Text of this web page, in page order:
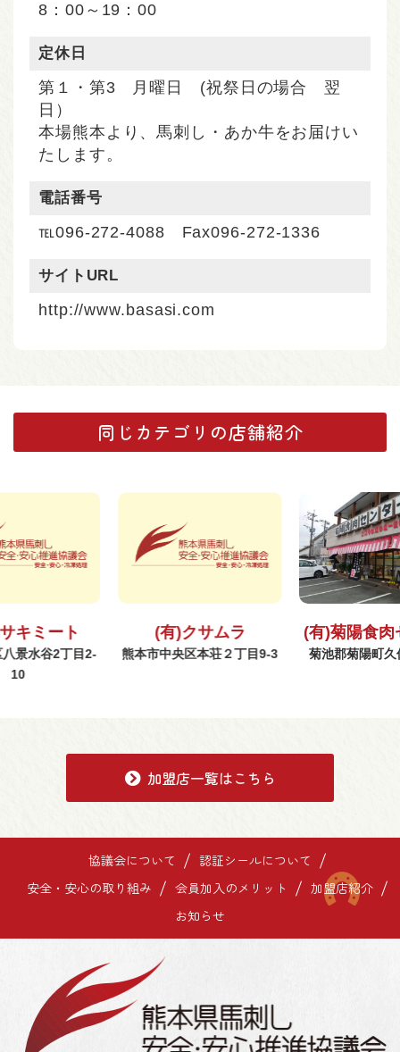
8：00～19：00
定休⽇
第１・第3 月曜日 (祝祭日の場合 翌
日）
本場熊本より、馬刺し・あか牛をお届けい
たします。
電話番号
℡096-272-4088 Fax096-272-1336
サイトURL
http://www.basasi.com
同じカテゴリの店舗紹介
キミート
景水谷2丁目2-
10
(有)クサムラ
熊本市中央区本荘２丁目9-3
(有)菊陽食肉
菊池郡菊陽町
加盟店一覧はこちら
協議会について
認証シールについて
安全・安心の取り組み
会員加入のメリット
加盟店紹介
お知らせ